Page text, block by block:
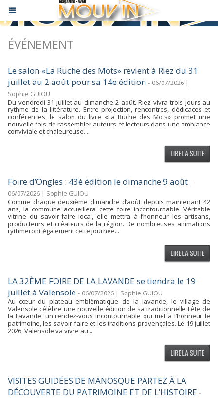
ÉVÉNEMENT
Le salon «La Ruche des Mots» revient à Riez du 31
juillet au 2 août pour sa 14e édition - 06/07/2026 |
Sophie GUIOU
Du vendredi 31 juillet au dimanche 2 août, Riez vivra trois jours au
rythme de la littérature. Entre projection, rencontres, dédicaces et
conférences, le salon du livre «La Ruche des Mots» promet une
nouvelle fois de rassembler auteurs et lecteurs dans une ambiance
conviviale et chaleureuse....
Foire d’Ongles : 43è édition le dimanche 9 août -
06/07/2026 | Sophie GUIOU
Comme chaque deuxième dimanche d’août depuis maintenant 42
ans, la commune accueillera cette foire incontournable. Véritable
vitrine du savoir-faire local, elle mettra à l’honneur les artisans,
producteurs et créateurs de la région. De nombreuses animations
rythmeront également cette journée...
LA 32ÈME FOIRE DE LA LAVANDE se tiendra le 19
juillet à Valensole - 06/07/2026 | Sophie GUIOU
Au cœur du plateau emblématique de la lavande, le village de
Valensole célèbre une nouvelle édition de sa traditionnelle Fête de
la Lavande, un rendez-vous incontournable qui met à l’honneur le
patrimoine, les savoir-faire et les traditions provençales. Le 19 juillet
2026, Valensole va vivre au...
VISITES GUIDÉES DE MANOSQUE PARTEZ À LA
DÉCOUVERTE DU PATRIMOINE ET DE L’HISTOIRE -